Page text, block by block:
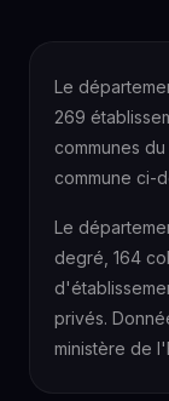
Le
269
communes
commune ci-
Le
degré, 164
privés.
ministère de